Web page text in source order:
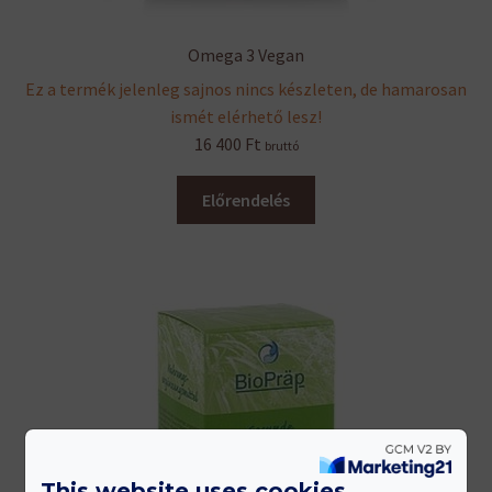
Omega 3 Vegan
Ez a termék jelenleg sajnos nincs készleten, de hamarosan
ismét elérhető lesz!
16 400 Ft bruttó
Előrendelés